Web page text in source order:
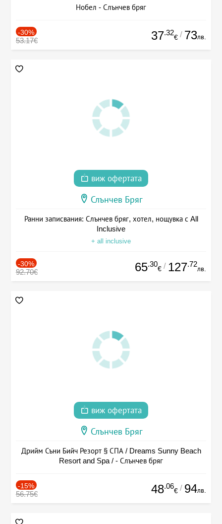
Нобел - Слънчев бряг
-30%
53.17€ 37.32
€ / 73лв.
виж офертата
Слънчев Бряг
Ранни записвания: Слънчев бряг, хотел, нощувка с All
Inclusive
+ all inclusive
-30%
92.70€ 65.30
€ / 127.72
лв.
виж офертата
Слънчев Бряг
Дрийм Съни Бийч Резорт § СПА / Dreams Sunny Beach
Resort and Spa / - Слънчев бряг
-15%
56.75€ 48.06
€ / 94лв.